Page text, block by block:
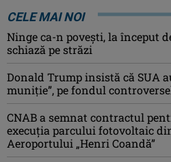
CELE MAI NOI
Ninge ca-n povești, la început
schiază pe străzi
Donald Trump insistă că SUA
muniţie”, pe fondul
CNAB a semnat contractul
execuţia parcului fotovoltaic
Aeroportului „Henri Coandă”